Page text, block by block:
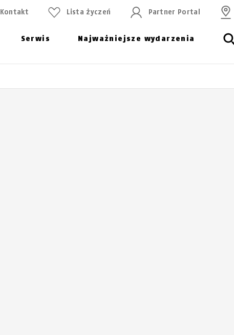
Serwis Najważniejsze wydarzenia
Kontakt Lista życzeń Partner Portal